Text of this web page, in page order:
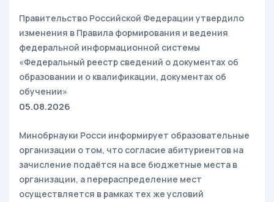
Правительство Российской Федерации утвердило
изменения в Правила формирования и ведения
федеральной информационной системы
«Федеральный реестр сведений о документах об
образовании и о квалификации, документах об
обучении»
05.08.2026
Минобрнауки Росси информирует образовательные
организации о том, что согласие абитуриентов на
зачисление подаётся на все бюджетные места в
организации, а перераспределение мест
осуществляется в рамках тех же условий